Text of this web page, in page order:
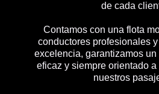
de cada
Contamos con una flota
conductores profesionales
excelencia, garantizamos
eficaz y siempre orientado
nuestros